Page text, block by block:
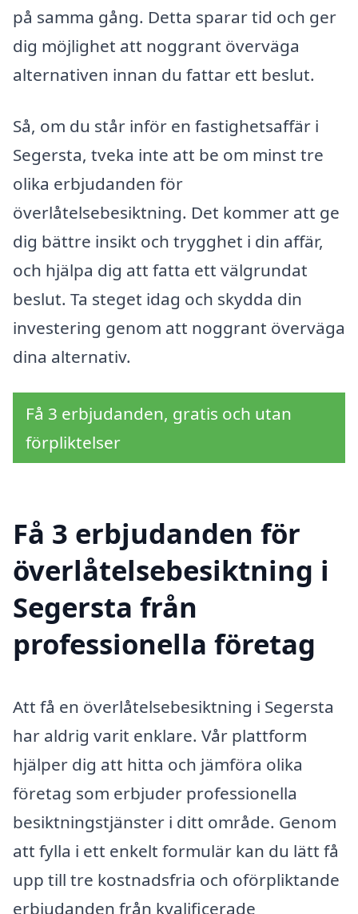
på samma gång. Detta sparar tid och ger
dig möjlighet att noggrant överväga
alternativen innan du fattar ett beslut.
Så, om du står inför en fastighetsaffär i
Segersta, tveka inte att be om minst tre
olika erbjudanden för
överlåtelsebesiktning. Det kommer att ge
dig bättre insikt och trygghet i din affär,
och hjälpa dig att fatta ett välgrundat
beslut. Ta steget idag och skydda din
investering genom att noggrant överväga
dina alternativ.
Få 3 erbjudanden, gratis och utan
förpliktelser
Få 3 erbjudanden för
överlåtelsebesiktning i
Segersta från
professionella företag
Att få en överlåtelsebesiktning i Segersta
har aldrig varit enklare. Vår plattform
hjälper dig att hitta och jämföra olika
företag som erbjuder professionella
besiktningstjänster i ditt område. Genom
att fylla i ett enkelt formulär kan du lätt få
upp till tre kostnadsfria och oförpliktande
erbjudanden från kvalificerade